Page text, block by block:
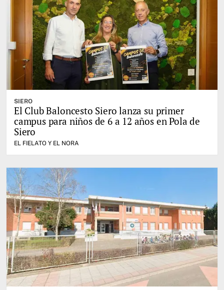
SIERO
El Club Baloncesto Siero lanza su primer
campus para niños de 6 a 12 años en Pola de
Siero
EL FIELATO Y EL NORA